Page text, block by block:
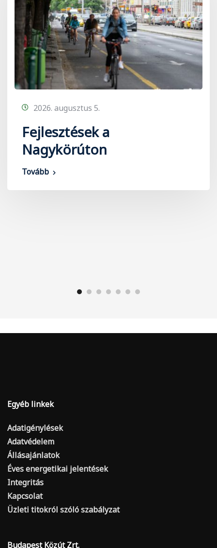
2026. augusztus 5.
Fejlesztések a
Nagykörúton
Tovább
Egyéb linkek
Adatigénylések
Adatvédelem
Állásajánlatok
Éves energetikai jelentések
Integritás
Kapcsolat
Üzleti titokról szóló szabályzat
Budapest Közút Zrt.